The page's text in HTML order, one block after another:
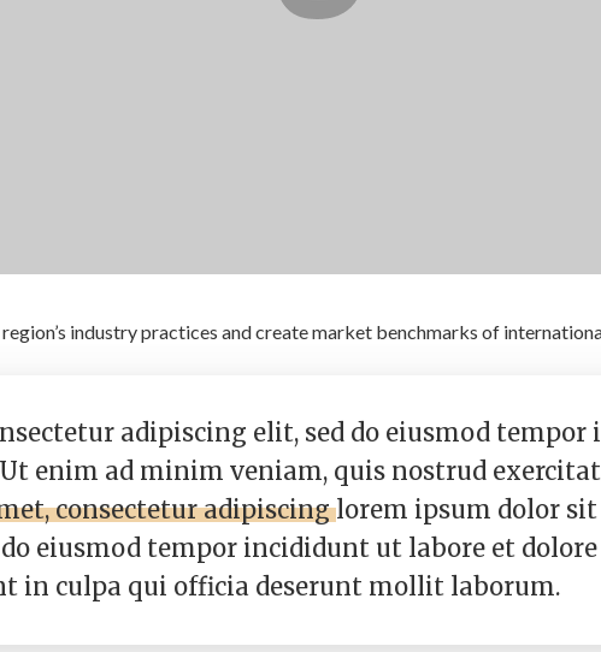
industry practices and create market benchmarks of
adipiscing elit, sed do eiusmod
enim ad minim veniam, quis nostrud
consectetur adipiscinglorem ipsum dolor
eiusmod tempor incididunt ut labore et dolore
in culpa qui officia deserunt mollit laborum.